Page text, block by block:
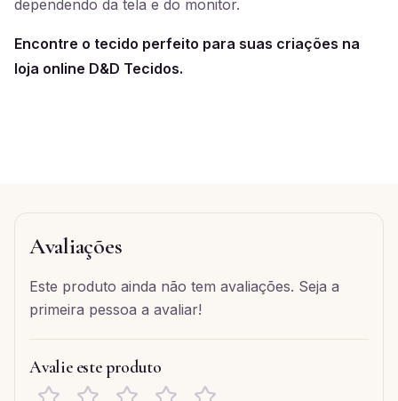
dependendo da tela e do monitor.
Encontre o tecido perfeito para suas criações na
loja online D&D Tecidos.
Avaliações
Este produto ainda não tem avaliações. Seja a
primeira pessoa a avaliar!
Avalie este produto